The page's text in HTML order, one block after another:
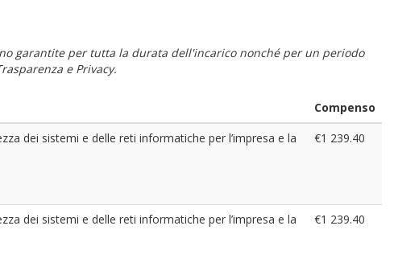
garantite per tutta la durata dell'incarico nonché per un periodo
e Privacy.
Compenso
dei sistemi e delle reti informatiche per l’impresa e la
€1 239.40
dei sistemi e delle reti informatiche per l’impresa e la
€1 239.40